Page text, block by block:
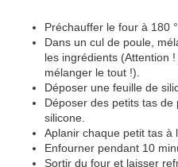
Préchauffer le four à 180
Dans un cul de poule,
les ingrédients (Attention
mélanger le tout !).
Déposer une feuille de
Déposer des petits tas
silicone.
Aplanir chaque petit tas à
Enfourner pendant 10
Sortir du four et laisser